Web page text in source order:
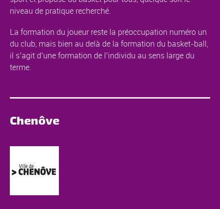
niveau de pratique recherché.
La formation du joueur reste la préoccupation numéro un
du club, mais bien au delà de la formation du basket-ball,
il s’agit d’une formation de l’individu au sens large du
terme.
Chenôve